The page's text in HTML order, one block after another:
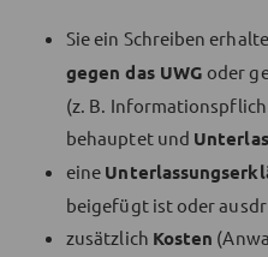
Sie ein Schreiben
gegen das UWG oder
(z. B.
behauptet und
eine
beigefügt ist oder
zusätzlich Kosten